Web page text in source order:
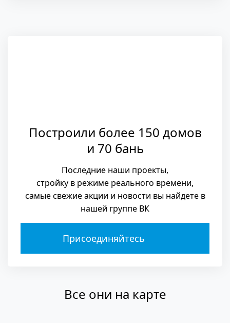
Построили более 150 домов
и 70 бань
Последние наши проекты,
стройку в режиме реального времени,
самые свежие акции и новости вы найдете в
нашей группе ВК
Присоединяйтесь
Все они на карте